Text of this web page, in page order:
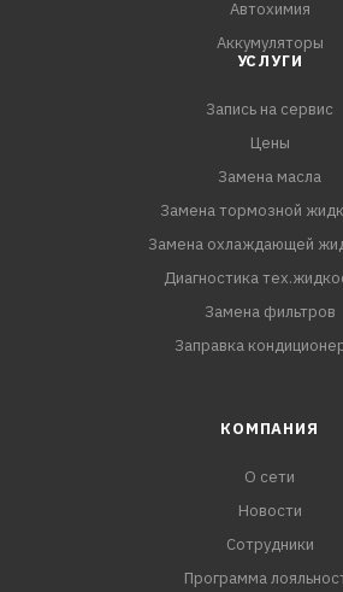
Автохимия
Аккумуляторы
УСЛУГИ
Запись на сервис
Цены
Замена масла
Замена тормозной
Замена охлаждающей
Диагностика
Замена фильтров
Заправка
КОМПАНИЯ
О сети
Новости
Сотрудники
Программа